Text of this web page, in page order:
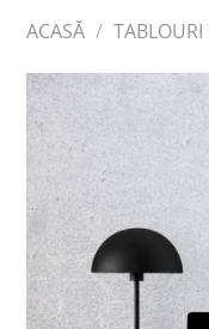
ACASĂ / TABLOURI